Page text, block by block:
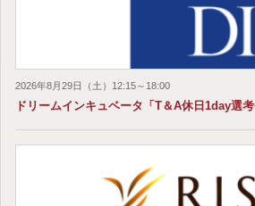
2026年8月29日（土）12:15～18:00
ドリームインキュベータ「T＆A休日1day選